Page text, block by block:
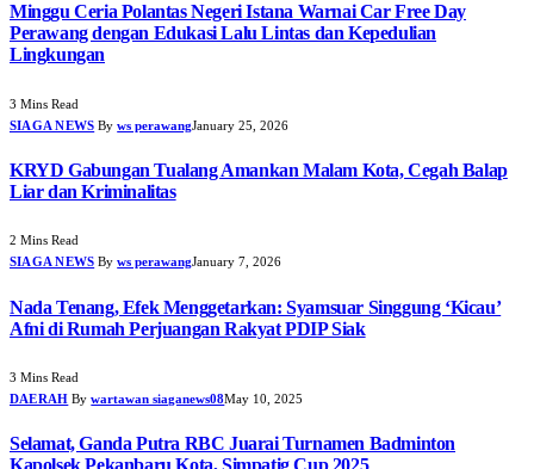
Minggu Ceria Polantas Negeri Istana Warnai Car Free Day
Perawang dengan Edukasi Lalu Lintas dan Kepedulian
Lingkungan
3 Mins Read
SIAGA NEWS By ws perawangJanuary 25, 2026
KRYD Gabungan Tualang Amankan Malam Kota, Cegah Balap
Liar dan Kriminalitas
2 Mins Read
SIAGA NEWS By ws perawangJanuary 7, 2026
Nada Tenang, Efek Menggetarkan: Syamsuar Singgung ‘Kicau’
Afni di Rumah Perjuangan Rakyat PDIP Siak
3 Mins Read
DAERAH By wartawan siaganews08May 10, 2025
Selamat, Ganda Putra RBC Juarai Turnamen Badminton
Kapolsek Pekanbaru Kota, Simpatig Cup 2025